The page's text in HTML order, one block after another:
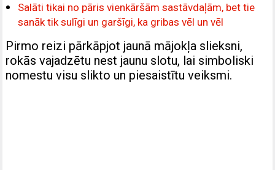
Salāti tikai no pāris vienkāršām sastāvdaļām, bet tie
sanāk tik sulīgi un garšīgi, ka gribas vēl un vēl
Pirmo reizi pārkāpjot jaunā mājokļa slieksni,
rokās vajadzētu nest jaunu slotu, lai simboliski
nomestu visu slikto un piesaistītu veiksmi.